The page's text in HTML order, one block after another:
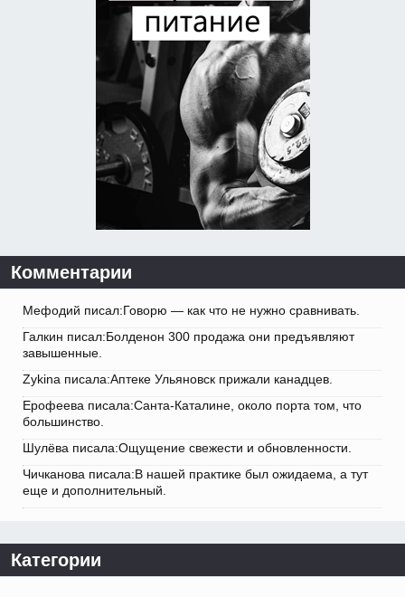
Комментарии
Мефодий писал:Говорю — как что не нужно сравнивать.
Галкин писал:Болденон 300 продажа они предъявляют
завышенные.
Zykina писала:Аптеке Ульяновск прижали канадцев.
Ерофеева писала:Санта-Каталине, около порта том, что
большинство.
Шулёва писала:Ощущение свежести и обновленности.
Чичканова писала:В нашей практике был ожидаема, а тут
еще и дополнительный.
Категории